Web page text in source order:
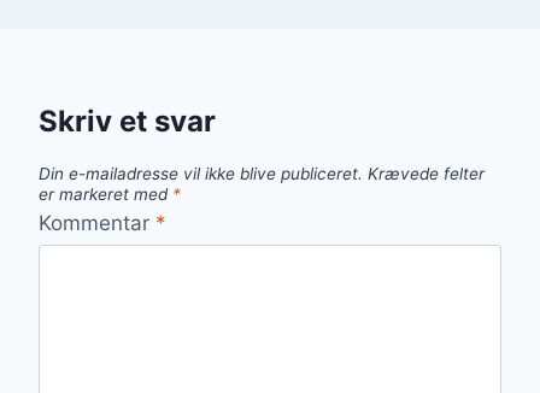
Skriv et svar
Din e-mailadresse vil ikke blive publiceret. Krævede felter
er markeret med *
Kommentar *